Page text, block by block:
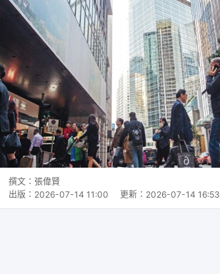
撰文： 張偉賢
出版： 2026-07-14 11:00 更新： 2026-07-14 16:53